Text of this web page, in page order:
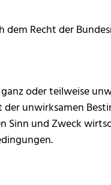
Recht der
oder teilweise
unwirksamen
und Zweck